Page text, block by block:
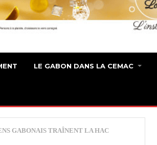
LE GABON DANS LA CEMAC
GABONAIS TRAÎNENT LA HAC